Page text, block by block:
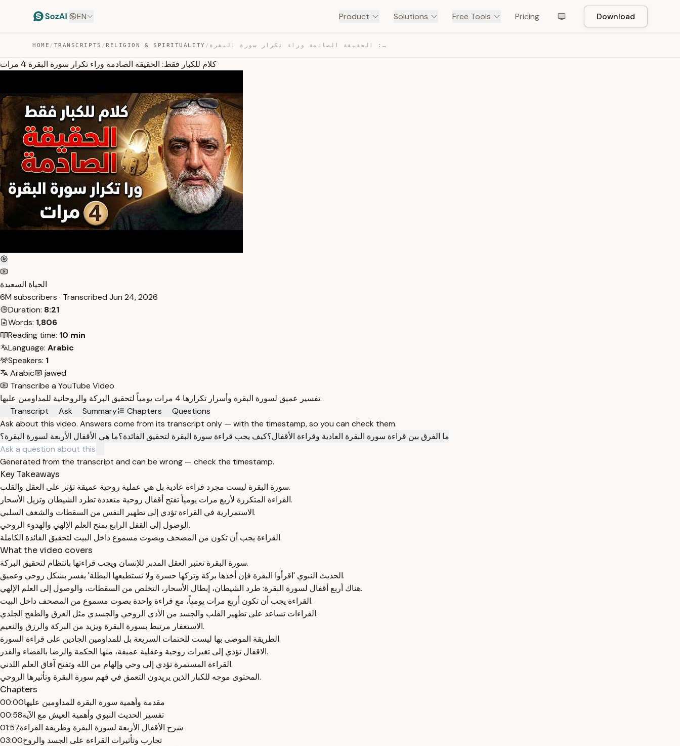
EN Product Solutions Free Tools Pricing Download
HOME / TRANSCRIPTS /RELIGION & SPIRITUALITY / كلام للكبار فقط: الحقيقة الصادمة وراء تكرار سورة البقرة… — TRANSCRIPT
كلام للكبار فقط: الحقيقة الصادمة وراء تكرار سورة البقرة 4 مرات
الحياة السعيدة
6M subscribers · Transcribed Jun 24, 2026
Duration: 8:21
Words: 1,806
Reading time: 10 min
Language: Arabic
Speakers: 1
Arabic
jawed
Transcribe a YouTube Video
تفسير عميق لسورة البقرة وأسرار تكرارها 4 مرات يومياً لتحقيق البركة والروحانية للمداومين عليها.
Transcript
Ask Summary Chapters
Questions
Ask about this video. Answers come from its transcript only — with the timestamp, so you can check them.
ما هي الأقفال الأربعة لسورة البقرة؟كيف يجب قراءة سورة البقرة لتحقيق الفائدة؟ما الفرق بين قراءة سورة البقرة العادية وقراءة الأقفال؟
Generated from the transcript and can be wrong — check the timestamp.
Key Takeaways
سورة البقرة ليست مجرد قراءة عادية بل هي عملية روحية عميقة تؤثر على العقل والقلب.
القراءة المتكررة لأربع مرات يومياً تفتح أقفال روحية متعددة تطرد الشيطان وتزيل الأسحار.
الاستمرارية في القراءة تؤدي إلى تطهير النفس من السقطات والشغف السلبي.
الوصول إلى القفل الرابع يمنح العلم الإلهي والهدوء الروحي.
القراءة يجب أن تكون من المصحف وبصوت مسموع داخل البيت لتحقيق الفائدة الكاملة.
What the video covers
سورة البقرة تعتبر العقل المدبر للإنسان ويجب قراءتها بانتظام لتحقيق البركة.
الحديث النبوي 'اقرأوا البقرة فإن أخذها بركة وتركها حسرة ولا تستطيعها البطلة' يفسر بشكل روحي وعميق.
هناك أربع أقفال لسورة البقرة: طرد الشيطان، إبطال الأسحار، التخلص من السقطات، والوصول إلى العلم الإلهي.
القراءة يجب أن تكون أربع مرات يومياً، مع قراءة واحدة بصوت مسموع من المصحف داخل البيت.
القراءات تساعد على تطهير القلب والجسد من الأذى الروحي والجسدي مثل العرق والطفح الجلدي.
الاستغفار مرتبط بسورة البقرة ويزيد من البركة والرزق والنعيم.
الطريقة الموصى بها ليست للختمات السريعة بل للمداومين الجادين على قراءة السورة.
الاقفال تؤدي إلى تغيرات روحية وعقلية عميقة، منها الحكمة والرضا بالقضاء والقدر.
القراءة المستمرة تؤدي إلى وحي وإلهام من الله وتفتح آفاق العلم اللدني.
المحتوى موجه للكبار الذين يريدون التعمق في فهم سورة البقرة وتأثيرها الروحي.
Chapters
00:00مقدمة وأهمية سورة البقرة للمداومين عليها
00:58تفسير الحديث النبوي وأهمية العيش مع الآية
01:57شرح الأقفال الأربعة لسورة البقرة وطريقة القراءة
03:00تجارب وتأثيرات القراءة على الجسد والروح